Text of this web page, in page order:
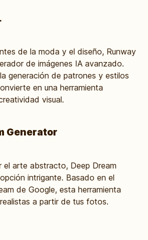
de la moda y el diseño, Runway
de imágenes IA avanzado.
generación de patrones y estilos
en una herramienta
visual.
Generator
el arte abstracto, Deep Dream
intrigante. Basado en el
de Google, esta herramienta
a partir de tus fotos.